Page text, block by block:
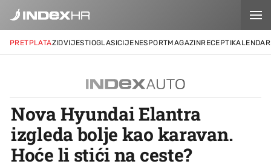
PRETPLATAZIDVIJESTIOGLASICIJENESPORTMAGAZINRECEPTIKALENDAR
Nova Hyundai Elantra
izgleda bolje kao karavan.
Hoće li stići na ceste?